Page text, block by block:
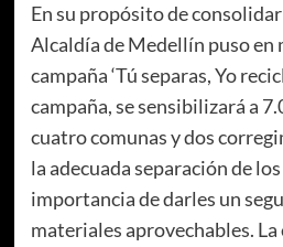
En su propósito de
Alcaldía de Medellín puso en
campaña ‘Tú separas, Yo
campaña, se sensibilizará a
cuatro comunas y dos
la adecuada separación de
importancia de darles un
materiales aprovechables.